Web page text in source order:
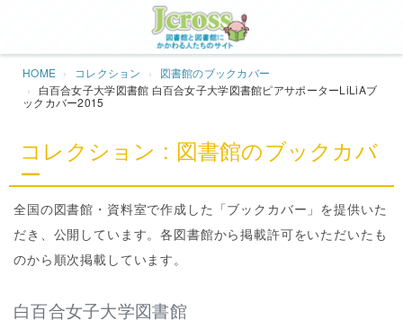
HOME コレクション
図書館のブックカバー
白百合女子大学図書館 白百合女子大学図書館ピアサポーターLiLiAブ
ックカバー2015
コレクション : 図書館のブックカバ
ー
全国の図書館・資料室で作成した「ブックカバー」を提供いた
だき、公開しています。各図書館から掲載許可をいただいたも
のから順次掲載しています。
白百合女子大学図書館